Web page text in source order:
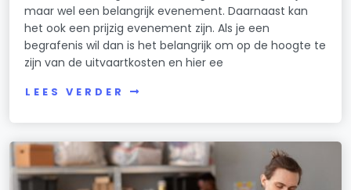
maar wel een belangrijk evenement. Daarnaast kan
het ook een prijzig evenement zijn. Als je een
begrafenis wil dan is het belangrijk om op de hoogte te
zijn van de uitvaartkosten en hier ee
LEES VERDER